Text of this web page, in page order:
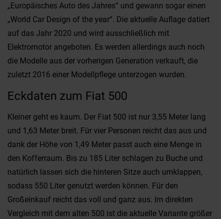
„Europäisches Auto des Jahres“ und gewann sogar einen
„World Car Design of the year“. Die aktuelle Auflage datiert
auf das Jahr 2020 und wird ausschließlich mit
Elektromotor angeboten. Es werden allerdings auch noch
die Modelle aus der vorherigen Generation verkauft, die
zuletzt 2016 einer Modellpflege unterzogen wurden.
Eckdaten zum Fiat 500
Kleiner geht es kaum. Der Fiat 500 ist nur 3,55 Meter lang
und 1,63 Meter breit. Für vier Personen reicht das aus und
dank der Höhe von 1,49 Meter passt auch eine Menge in
den Kofferraum. Bis zu 185 Liter schlagen zu Buche und
natürlich lassen sich die hinteren Sitze auch umklappen,
sodass 550 Liter genutzt werden können. Für den
Großeinkauf reicht das voll und ganz aus. Im direkten
Vergleich mit dem alten 500 ist die aktuelle Variante größer